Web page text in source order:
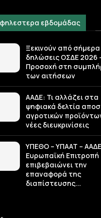
εβδομάδας
Ξεκινούν από σήμερα
δηλώσεις ΟΣΔΕ 2026
Προσοχή στη
των αιτήσεων
ΑΑΔΕ: Τι αλλάζει στα
ψηφιακά δελτία
αγροτικών
νέες διευκρινίσεις
ΥΠΕΘΟ – ΥΠΑΑΤ –
Ευρωπαϊκή Επιτροπή
επιβεβαιώνει την
επαναφορά της
διαπίστευσης...